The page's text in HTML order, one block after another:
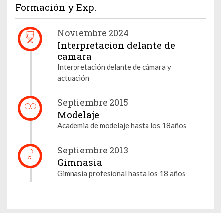
Formación y Exp.
Noviembre 2024
Interpretacion delante de
camara
Interpretación delante de cámara y
actuación
Septiembre 2015
Modelaje
Academia de modelaje hasta los 18años
Septiembre 2013
Gimnasia
Gimnasia profesional hasta los 18 años